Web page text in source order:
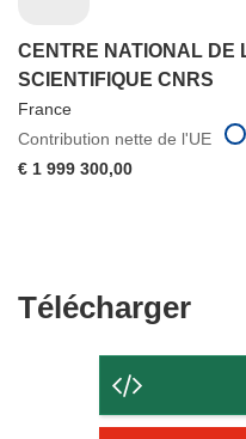
CENTRE NATIONAL DE
SCIENTIFIQUE CNRS
France
Contribution nette de l'UE
€ 1 999 300,00
Télécharger
de